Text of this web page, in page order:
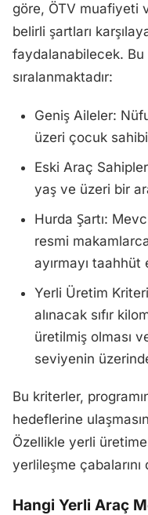
göre, ÖTV muafiyeti
belirli şartları
faydalanabilecek. Bu
sıralanmaktadır:
Geniş Aileler:
üzeri çocuk
Eski Araç
yaş ve üzeri bir
Hurda Şartı:
resmi
ayırmayı taahhüt
Yerli Üretim
alınacak sıfır
üretilmiş olması
seviyenin
Bu kriterler,
hedeflerine
Özellikle yerli
yerlileşme
Hangi Yerli Araç